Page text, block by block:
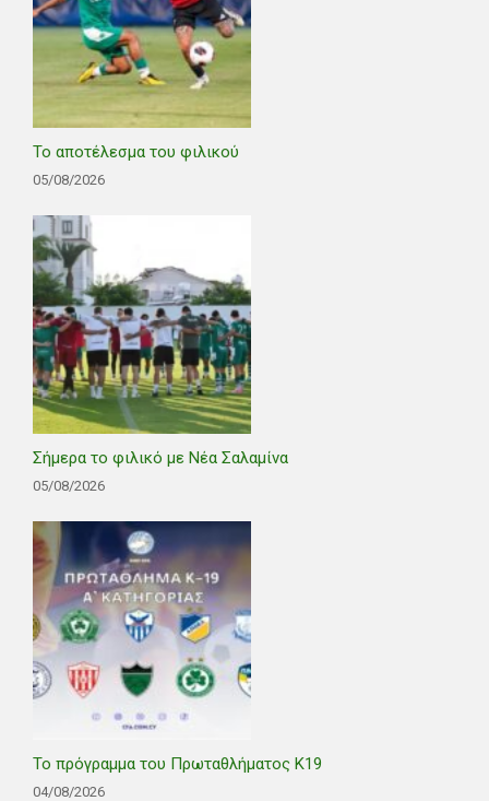
Το αποτέλεσμα του φιλικού
05/08/2026
Σήμερα το φιλικό με Νέα Σαλαμίνα
05/08/2026
Το πρόγραμμα του Πρωταθλήματος Κ19
04/08/2026